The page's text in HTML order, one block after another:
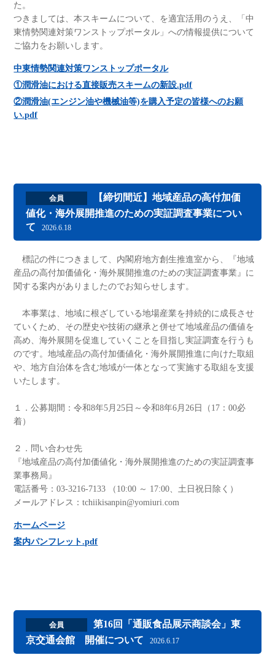
た。
つきましては、本スキームについて、を適宜活用のうえ、「中
東情勢関連対策ワンストップポータル」への情報提供について
ご協力をお願いします。
中東情勢関連対策ワンストップポータル
①潤滑油における直接販売スキームの新設.pdf
②潤滑油(エンジン油や機械油等)を購入予定の皆様へのお願
い.pdf
会員
【締切間近】地域産品の高付加価
値化・海外展開推進のための実証調査事業につい
て
2026.6.18
標記の件につきまして、内閣府地方創生推進室から、『地域
産品の高付加価値化・海外展開推進のための実証調査事業』に
関する案内がありましたのでお知らせします。
本事業は、地域に根ざしている地場産業を持続的に成長させ
ていくため、その歴史や技術の継承と併せて地域産品の価値を
高め、海外展開を促進していくことを目指し実証調査を行うも
のです。地域産品の高付加価値化・海外展開推進に向けた取組
や、地方自治体を含む地域が一体となって実施する取組を支援
いたします。
１．公募期間：令和8年5月25日～令和8年6月26日（17：00必
着）
２．問い合わせ先
『地域産品の高付加価値化・海外展開推進のための実証調査事
業事務局』
電話番号：03-3216-7133 （10:00 ～ 17:00、土日祝日除く）
メールアドレス：tchiikisanpin@yomiuri.com
ホームページ
案内パンフレット.pdf
会員
第16回「通販食品展示商談会」東
京交通会館 開催について
2026.6.17